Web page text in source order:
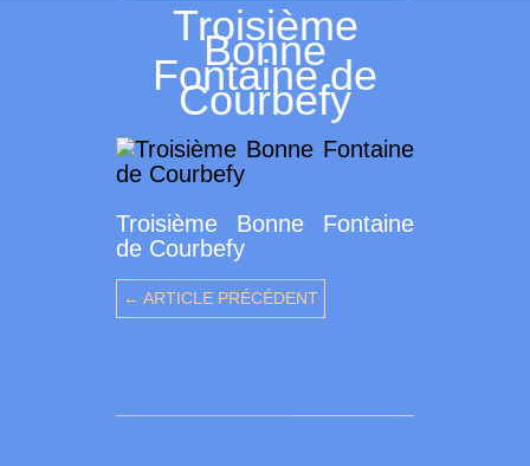
Troisième
Bonne
Fontaine de
Courbefy
Troisième Bonne Fontaine
de Courbefy
← ARTICLE PRÉCÉDENT